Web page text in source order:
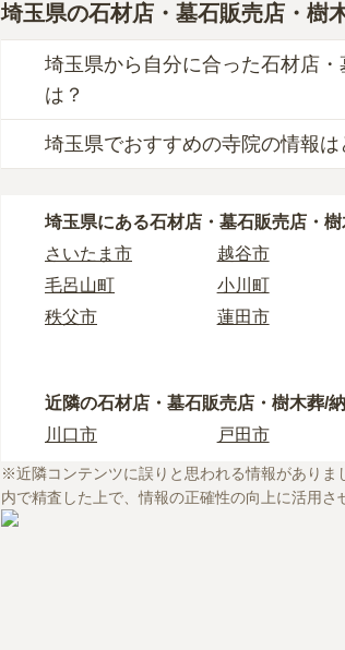
埼玉県の石材店・墓石販売店・樹
埼玉県から自分に合った石材店
は？
埼玉県で自分に合った業者を見つけ
例えば、墓石のお墓で供養をしたい
樹木葬や納骨堂を取り扱っている「
埼玉県には霊園が多数あり、選べるお
もしどのような供養方法やお墓タイ
とおすすめいたします。
また、ライフドットにご相談いただ
埼玉県でおすすめの寺院の情報
どの情報を収集する事が大切です。
長年にわたってご先祖様を供養する
相性を確認することをおすすめします
しかし、寺院に関する情報は公開さ
初めての寺院墓地選びに不安がある
・寺院墓地の使用料相場は約77万円
・ お寺の納骨堂を探したい！選ぶと
・ お寺で樹木葬をしたい！檀家は必
埼玉県にある石材店・墓石販売店・
さいたま市
越谷市
毛呂山町
小川町
秩父市
蓮田市
滑川町
杉戸町
上尾市
越生町
本庄市
鳩山町
草加市
北本市
近隣の石材店・墓石販売店・樹木葬/
川口市
戸田市
※近隣コンテンツに誤りと思われる情報がありま
内で精査した上で、情報の正確性の向上に活用さ